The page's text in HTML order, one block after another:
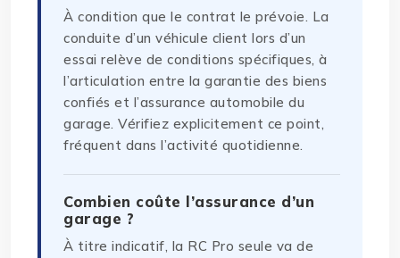
À condition que le contrat le prévoie. La
conduite d’un véhicule client lors d’un
essai relève de conditions spécifiques, à
l’articulation entre la garantie des biens
confiés et l’assurance automobile du
garage. Vérifiez explicitement ce point,
fréquent dans l’activité quotidienne.
Combien coûte l’assurance d’un
garage ?
À titre indicatif, la RC Pro seule va de